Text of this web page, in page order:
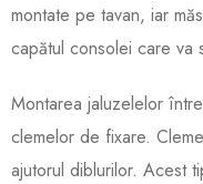
montate pe tavan, iar
capătul consolei care va
Montarea jaluzelelor
clemelor de fixare.
ajutorul diblurilor. Acest